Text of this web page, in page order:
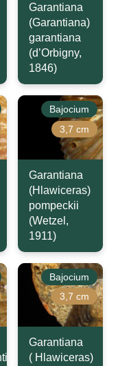
Garantiana
(Garantiana)
garantiana
(d’Orbigny,
1846)
Bajocium
3,7 cm
Garantiana
(Hlawiceras)
pompeckii
(Wetzel,
1911)
Bajocium
3,7 cm
Garantiana
( Hlawiceras)